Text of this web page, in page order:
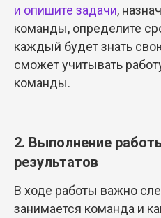
и опишите задачи,
команды, определите
каждый будет знать
сможет учитывать
команды.
2. Выполнение
результатов
В ходе работы важно
занимается команда и